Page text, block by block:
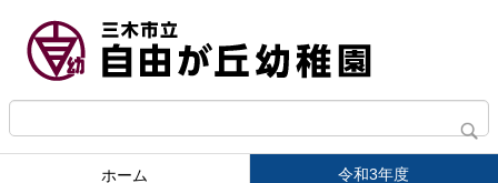
ホーム 令和3年度